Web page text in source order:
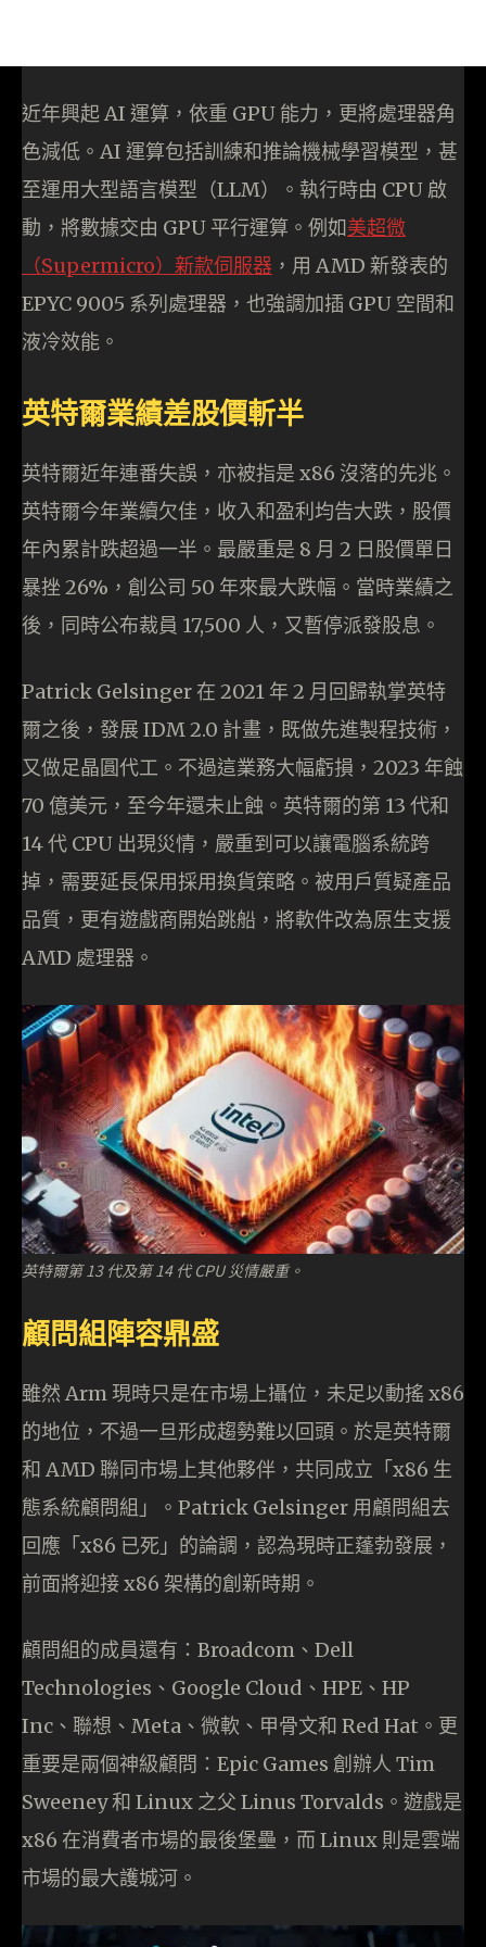
近年興起 AI 運算，依重 GPU 能力，更將處理器角
色減低。AI 運算包括訓練和推論機械學習模型，甚
至運用大型語言模型（LLM）。執行時由 CPU 啟
動，將數據交由 GPU 平行運算。例如美超微
（Supermicro）新款伺服器 ，用 AMD 新發表的
EPYC 9005 系列處理器，也強調加插 GPU 空間和
液冷效能。
英特爾業績差股價斬半
英特爾近年連番失誤，亦被指是 x86 沒落的先兆。
英特爾今年業續欠佳，收入和盈利均告大跌，股價
年內累計跌超過一半。最嚴重是 8 月 2 日股價單日
暴挫 26%，創公司 50 年來最大跌幅。當時業績之
後，同時公布裁員 17,500 人，又暫停派發股息。
Patrick Gelsinger 在 2021 年 2 月回歸執掌英特
爾之後，發展 IDM 2.0 計畫，既做先進製程技術，
又做足晶圓代工。不過這業務大幅虧損，2023 年蝕
70 億美元，至今年還未止蝕。英特爾的第 13 代和
14 代 CPU 出現災情，嚴重到可以讓電腦系統跨
掉，需要延長保用採用換貨策略。被用戶質疑產品
品質，更有遊戲商開始跳船，將軟件改為原生支援
AMD 處理器。
英特爾第 13 代及第 14 代 CPU 災情嚴重。
顧問組陣容鼎盛
雖然 Arm 現時只是在市場上攝位，未足以動搖 x86
的地位，不過一旦形成趨勢難以回頭。於是英特爾
和 AMD 聯同市場上其他夥伴，共同成立「x86 生
態系統顧問組」。Patrick Gelsinger 用顧問組去
回應「x86 已死」的論調，認為現時正蓬勃發展，
前面將迎接 x86 架構的創新時期。
顧問組的成員還有：Broadcom、Dell
Technologies、Google Cloud、HPE、HP
Inc、聯想、Meta、微軟、甲骨文和 Red Hat。更
重要是兩個神級顧問：Epic Games 創辦人 Tim
Sweeney 和 Linux 之父 Linus Torvalds。遊戲是
x86 在消費者市場的最後堡壘，而 Linux 則是雲端
市場的最大護城河。